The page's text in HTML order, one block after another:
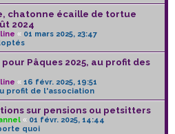
chatonne écaille de tortue
2024
« 01 mars 2025, 23:47
Pâques 2025, au profit des
« 16 févr. 2025, 19:51
profit de l'association
sur pensions ou petsitters
« 01 févr. 2025, 14:44
quoi